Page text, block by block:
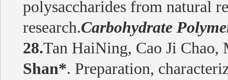
polysaccharides from natural
research.Carbohydrate
28.Tan HaiNing, Cao Ji
Shan*. Preparation,